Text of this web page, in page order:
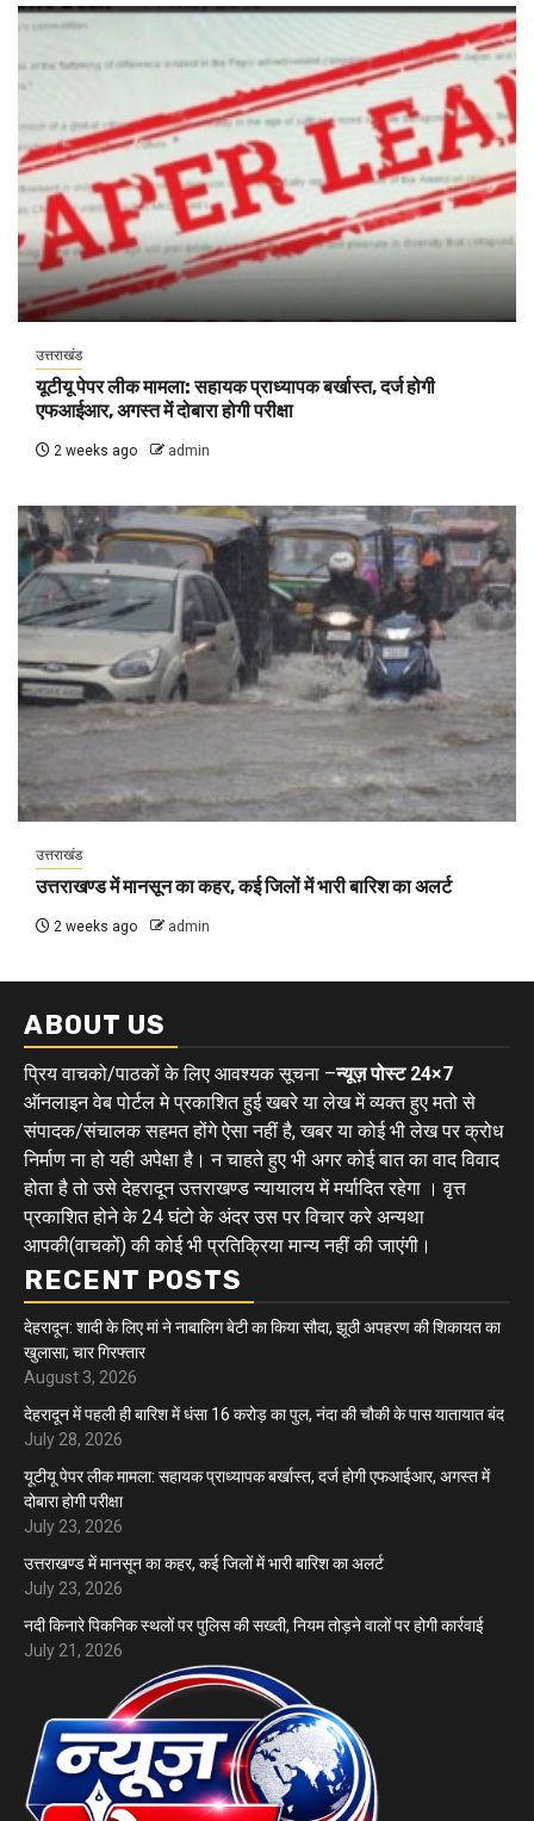
उत्तराखंड
यूटीयू पेपर लीक मामला: सहायक प्राध्यापक बर्खास्त, दर्ज होगी
एफआईआर, अगस्त में दोबारा होगी परीक्षा
2 weeks ago admin
उत्तराखंड
उत्तराखण्ड में मानसून का कहर, कई जिलों में भारी बारिश का अलर्ट
2 weeks ago admin
ABOUT US
प्रिय वाचको/पाठकों के लिए आवश्यक सूचना –न्यूज़ पोस्ट 24×7
ऑनलाइन वेब पोर्टल मे प्रकाशित हुई खबरे या लेख में व्यक्त हुए मतो से
संपादक/संचालक सहमत होंगे ऐसा नहीं है, खबर या कोई भी लेख पर क्रोध
निर्माण ना हो यही अपेक्षा है। न चाहते हुए भी अगर कोई बात का वाद विवाद
होता है तो उसे देहरादून उत्तराखण्ड न्यायालय में मर्यादित रहेगा । वृत्त
प्रकाशित होने के 24 घंटो के अंदर उस पर विचार करे अन्यथा
आपकी(वाचकों) की कोई भी प्रतिक्रिया मान्य नहीं की जाएंगी।
RECENT POSTS
देहरादून: शादी के लिए मां ने नाबालिग बेटी का किया सौदा, झूठी अपहरण की शिकायत का
खुलासा; चार गिरफ्तार
August 3, 2026
देहरादून में पहली ही बारिश में धंसा 16 करोड़ का पुल, नंदा की चौकी के पास यातायात बंद
July 28, 2026
यूटीयू पेपर लीक मामला: सहायक प्राध्यापक बर्खास्त, दर्ज होगी एफआईआर, अगस्त में
दोबारा होगी परीक्षा
July 23, 2026
उत्तराखण्ड में मानसून का कहर, कई जिलों में भारी बारिश का अलर्ट
July 23, 2026
नदी किनारे पिकनिक स्थलों पर पुलिस की सख्ती, नियम तोड़ने वालों पर होगी कार्रवाई
July 21, 2026